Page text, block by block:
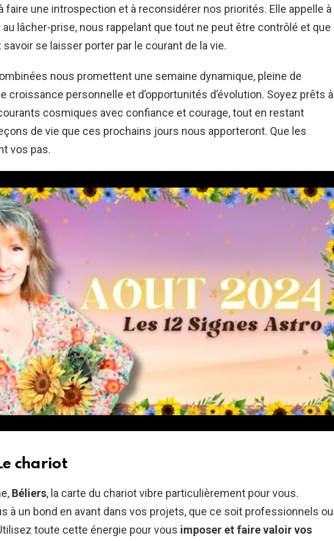
faire une introspection et à reconsidérer nos priorités. Elle appelle à
au lâcher-prise, nous rappelant que tout ne peut être contrôlé et que
se laisser porter par le courant de la vie.
nous promettent une semaine dynamique, pleine de
croissance personnelle et d’opportunités d’évolution. Soyez prêts à
cosmiques avec confiance et courage, tout en restant
de vie que ces prochains jours nous apporteront. Que les
vos pas.
chariot
Béliers, la carte du chariot vibre particulièrement pour vous.
à un bond en avant dans vos projets, que ce soit professionnels ou
toute cette énergie pour vous imposer et faire valoir vos